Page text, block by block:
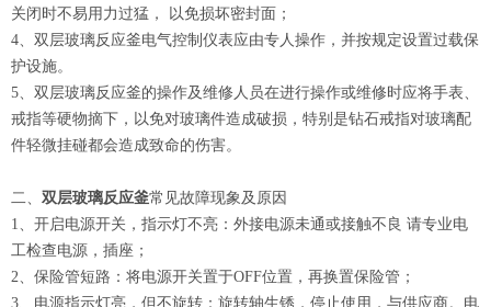
关闭时不易用力过猛， 以免损坏密封面；
4、双层玻璃反应釜电气控制仪表应由专人操作，并按规定设置过载保
护设施。
5、双层玻璃反应釜的操作及维修人员在进行操作或维修时应将手表、
戒指等硬物摘下，以免对玻璃件造成破损，特别是钻石戒指对玻璃配
件轻微挂碰都会造成致命的伤害。
二、 双层玻璃反应釜常见故障现象及原因
1、开启电源开关，指示灯不亮：外接电源未通或接触不良 请专业电
工检查电源，插座；
2、保险管短路：将电源开关置于OFF位置，再换置保险管；
3、电源指示灯亮，但不旋转：旋转轴生锈，停止使用，与供应商。电